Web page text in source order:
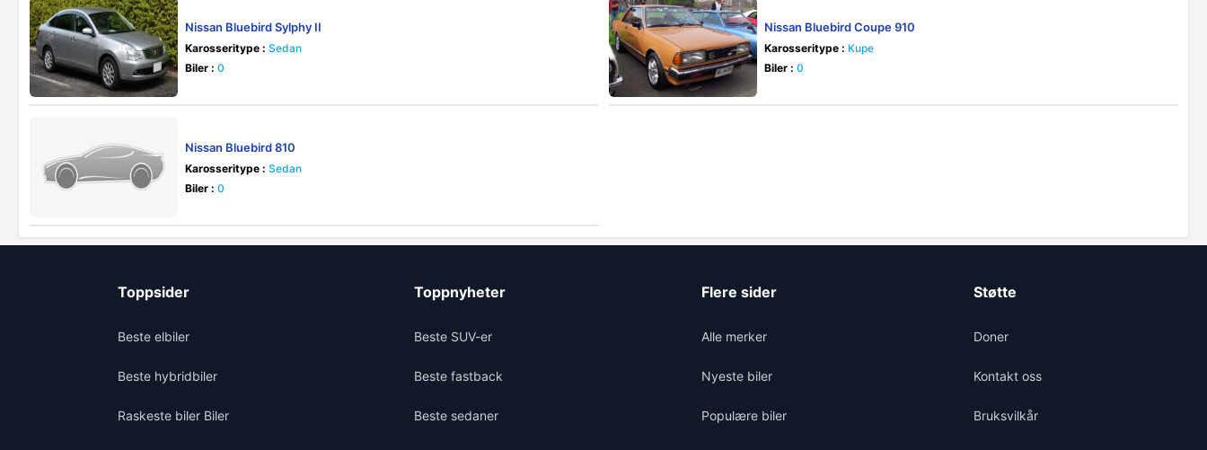
Nissan Bluebird Sylphy II
Karosseritype : Sedan
Biler : 0
Nissan Bluebird Coupe 910
Karosseritype : Kupe
Biler : 0
Nissan Bluebird 810
Karosseritype : Sedan
Biler : 0
Toppsider
Beste elbiler
Beste hybridbiler
Raskeste biler Biler
Toppnyheter
Beste SUV-er
Beste fastback
Beste sedaner
Flere sider
Alle merker
Nyeste biler
Populære biler
Støtte
Doner
Kontakt oss
Bruksvilkår